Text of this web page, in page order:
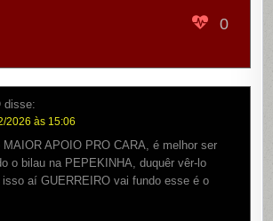
0
disse:
2026 às 15:06
MAIOR APOIO PRO CARA, é melhor ser
o bilau na PEPEKINHA, duquêr vêr-lo
aí GUERREIRO vai fundo esse é o